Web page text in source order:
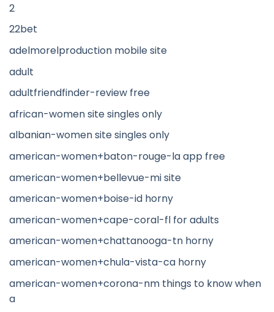
2
22bet
adelmorelproduction mobile site
adult
adultfriendfinder-review free
african-women site singles only
albanian-women site singles only
american-women+baton-rouge-la app free
american-women+bellevue-mi site
american-women+boise-id horny
american-women+cape-coral-fl for adults
american-women+chattanooga-tn horny
american-women+chula-vista-ca horny
american-women+corona-nm things to know when
a